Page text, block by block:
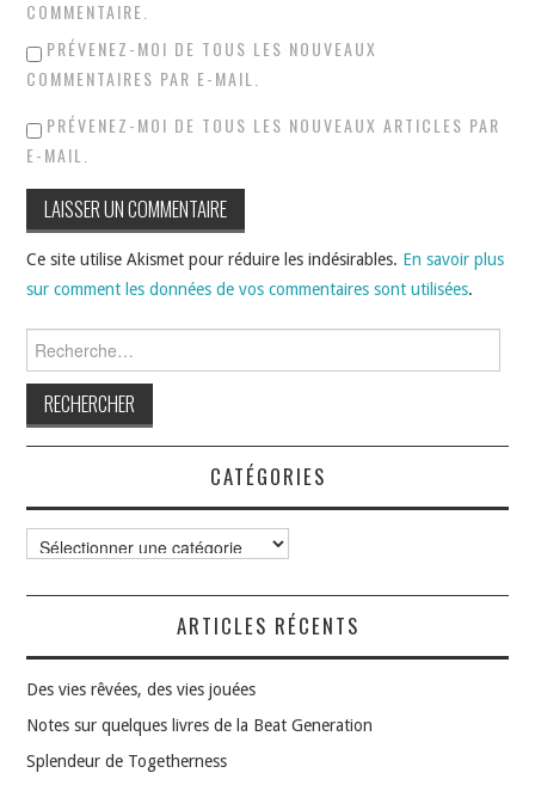
COMMENTAIRE.
PRÉVENEZ-MOI DE TOUS LES NOUVEAUX
COMMENTAIRES PAR E-MAIL.
PRÉVENEZ-MOI DE TOUS LES NOUVEAUX ARTICLES PAR
E-MAIL.
Ce site utilise Akismet pour réduire les indésirables. En savoir plus
sur comment les données de vos commentaires sont utilisées.
CATÉGORIES
Catégories
ARTICLES RÉCENTS
Des vies rêvées, des vies jouées
Notes sur quelques livres de la Beat Generation
Splendeur de Togetherness